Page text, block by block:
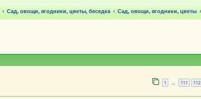
Сад, овощи, ягодники, цветы, беседка Сад, овощи, ягодники, цветы
1 … 111 112